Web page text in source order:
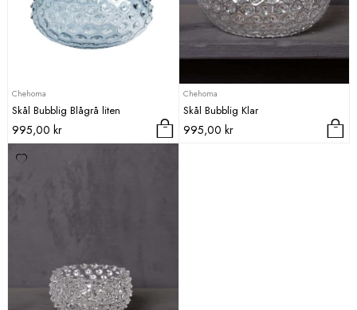
Chehoma
Skål Bubblig Blågrå liten
995,00 kr
Chehoma
Skål Bubblig Klar
995,00 kr